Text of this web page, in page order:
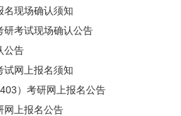
名现场确认须知
研考试现场确认公告
公告
试网上报名须知
）考研网上报名公告
网上报名公告